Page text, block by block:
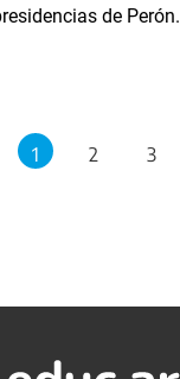
de Perón.
1 2
3